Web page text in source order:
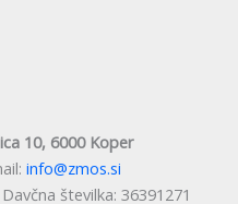
10, 6000 Koper
info@zmos.si
številka: 36391271